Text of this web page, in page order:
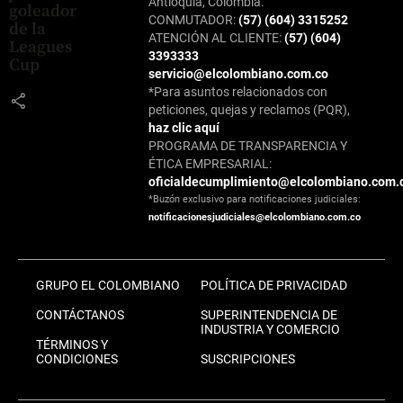
goleador
de la
Leagues
Cup
share
CONMUTADOR:(57) (604) 3315252
ATENCIÓN AL CLIENTE:(57) (604)
3393333
servicio@elcolombiano.com.co
*Para asuntos relacionados con
peticiones, quejas y reclamos (PQR),
haz clic aquí
PROGRAMA DE TRANSPARENCIA Y
ÉTICA EMPRESARIAL:
*Buzón exclusivo para notificaciones judiciales:
notificacionesjudiciales@elcolombiano.com.co
GRUPO EL COLOMBIANO
CONTÁCTANOS
TÉRMINOS Y
CONDICIONES
POLÍTICA DE PRIVACIDAD
SUPERINTENDENCIA DE
INDUSTRIA Y COMERCIO
SUSCRIPCIONES